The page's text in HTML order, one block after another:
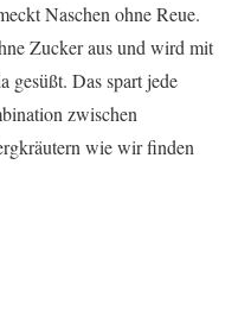
Naschen ohne Reue.
Zucker aus und wird mit
gesüßt. Das spart jede
zwischen
wie wir finden